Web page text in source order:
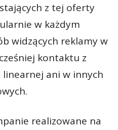
z tej oferty
w każdym
widzących reklamy w
kontaktu z
ani w innych
realizowane na